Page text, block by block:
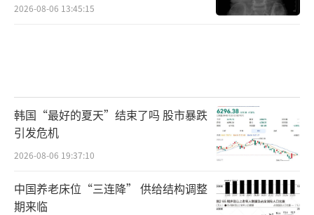
2026-08-06 13:45:15
韩国“最好的夏天”结束了吗 股市暴跌
引发危机
2026-08-06 19:37:10
中国养老床位“三连降” 供给结构调整
期来临